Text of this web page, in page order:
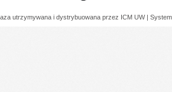
utrzymywana i dystrybuowana przez ICM UW |